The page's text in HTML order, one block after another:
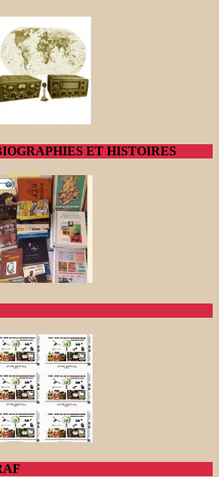
ET HISTOIRES